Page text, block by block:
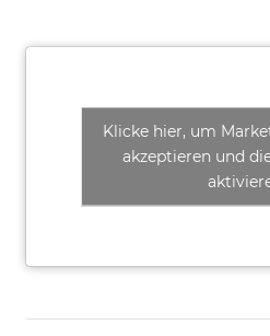
Klicke hier, um
akzeptieren und